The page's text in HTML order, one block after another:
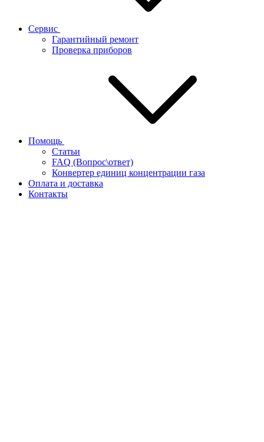
Сервис
Гарантийный ремонт
Проверка приборов
Помощь
Статьи
FAQ (Вопрос\ответ)
Конвертер единиц концентрации газа
Оплата и доставка
Контакты